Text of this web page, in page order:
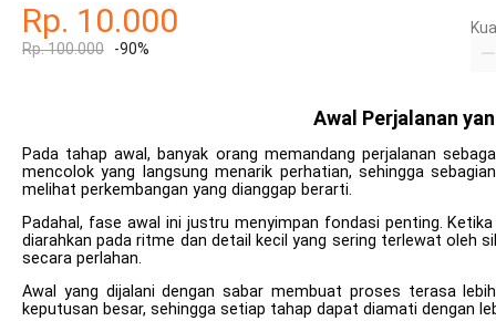
Rp. 10.000
Rp. 100.000 -90%
Awal Perjalanan
Pada tahap awal, banyak orang memandang perjalanan
mencolok yang langsung menarik perhatian, sehingga
melihat perkembangan yang dianggap berarti.
Padahal, fase awal ini justru menyimpan fondasi penting.
diarahkan pada ritme dan detail kecil yang sering terlewat oleh
secara perlahan.
Awal yang dijalani dengan sabar membuat proses terasa
keputusan besar, sehingga setiap tahap dapat diamati dengan